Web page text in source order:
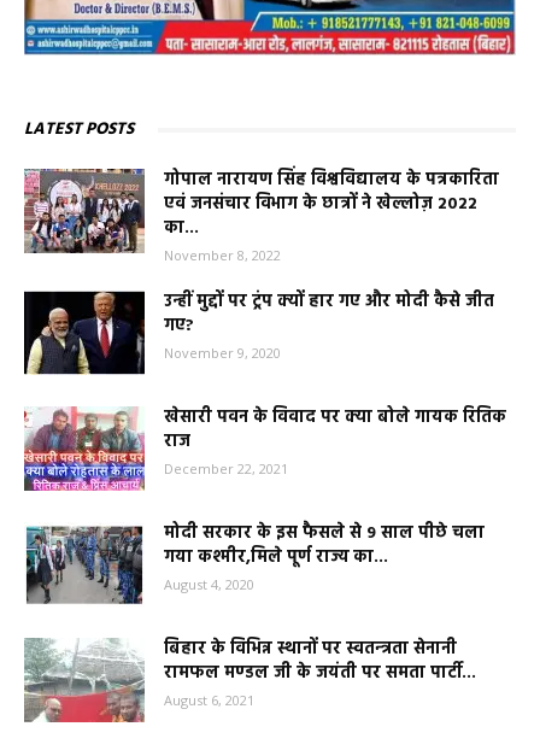
LATEST POSTS
गोपाल नारायण सिंह विश्वविद्यालय के पत्रकारिता
एवं जनसंचार विभाग के छात्रों ने खेल्लोज़ 2022
का...
November 8, 2022
उन्हीं मुद्दों पर ट्रंप क्यों हार गए और मोदी कैसे जीत
गए?
November 9, 2020
खेसारी पवन के विवाद पर क्या बोले गायक रितिक
राज
December 22, 2021
मोदी सरकार के इस फैसले से 9 साल पीछे चला
गया कश्मीर,मिले पूर्ण राज्य का...
August 4, 2020
बिहार के विभिन्न स्थानों पर स्वतन्त्रता सेनानी
रामफल मण्डल जी के जयंती पर समता पार्टी...
August 6, 2021